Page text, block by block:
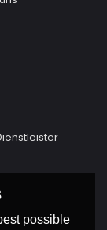
possible